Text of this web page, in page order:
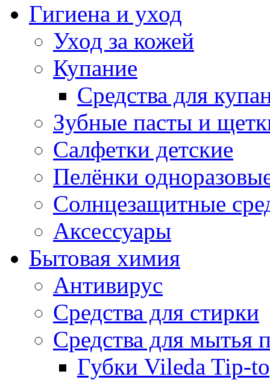
Гигиена и уход
Уход за кожей
Купание
Средства для
Зубные пасты и
Салфетки детские
Пелёнки
Солнцезащитные
Аксессуары
Бытовая химия
Антивирус
Средства для стирки
Средства для мытья
Губки Vileda Tip-